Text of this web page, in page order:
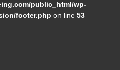
public_html/wp-
footer.php on line 53